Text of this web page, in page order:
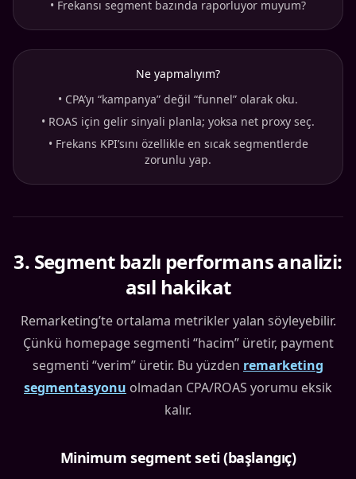
• Frekansı segment bazında raporluyor muyum?
Ne yapmalıyım?
• CPA’yı “kampanya” değil “funnel” olarak oku.
• ROAS için gelir sinyali planla; yoksa net proxy seç.
• Frekans KPI’sını özellikle en sıcak segmentlerde
zorunlu yap.
3. Segment bazlı performans analizi:
asıl hakikat
Remarketing’te ortalama metrikler yalan söyleyebilir.
Çünkü homepage segmenti “hacim” üretir, payment
segmenti “verim” üretir. Bu yüzden remarketing
segmentasyonu olmadan CPA/ROAS yorumu eksik
kalır.
Minimum segment seti (başlangıç)